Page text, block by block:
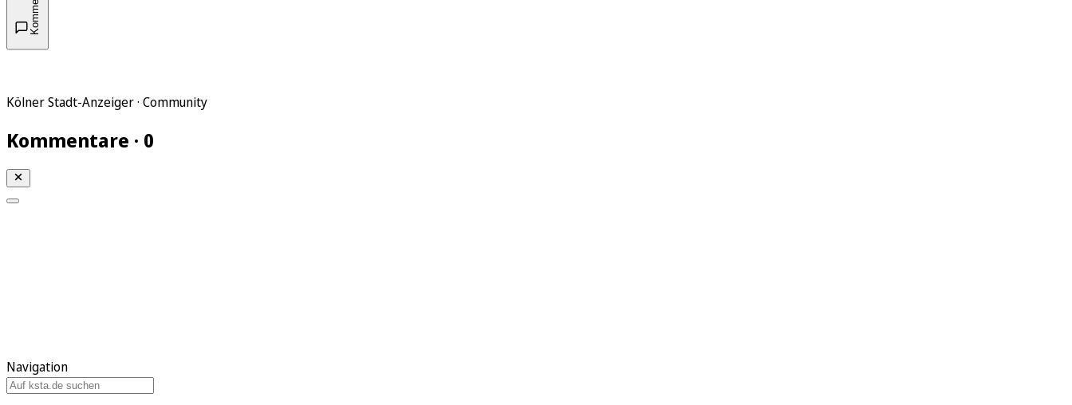
Kölner Stadt-Anzeiger · Community
Kommentare · 0
Navigation